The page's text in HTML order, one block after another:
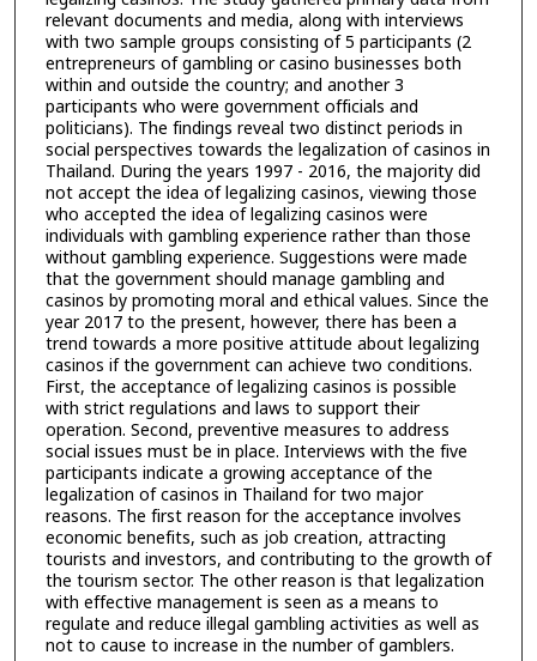
relevant documents and media, along with interviews
with two sample groups consisting of 5 participants (2
entrepreneurs of gambling or casino businesses both
within and outside the country; and another 3
participants who were government officials and
politicians). The findings reveal two distinct periods in
social perspectives towards the legalization of casinos in
Thailand. During the years 1997 - 2016, the majority did
not accept the idea of legalizing casinos, viewing those
who accepted the idea of legalizing casinos were
individuals with gambling experience rather than those
without gambling experience. Suggestions were made
that the government should manage gambling and
casinos by promoting moral and ethical values. Since the
year 2017 to the present, however, there has been a
trend towards a more positive attitude about legalizing
casinos if the government can achieve two conditions.
First, the acceptance of legalizing casinos is possible
with strict regulations and laws to support their
operation. Second, preventive measures to address
social issues must be in place. Interviews with the five
participants indicate a growing acceptance of the
legalization of casinos in Thailand for two major
reasons. The first reason for the acceptance involves
economic benefits, such as job creation, attracting
tourists and investors, and contributing to the growth of
the tourism sector. The other reason is that legalization
with effective management is seen as a means to
regulate and reduce illegal gambling activities as well as
not to cause to increase in the number of gamblers.